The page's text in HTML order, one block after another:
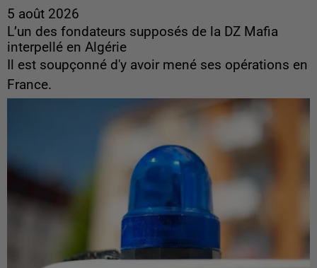
5 août 2026
L’un des fondateurs supposés de la DZ Mafia
interpellé en Algérie
Il est soupçonné d'y avoir mené ses opérations en
France.